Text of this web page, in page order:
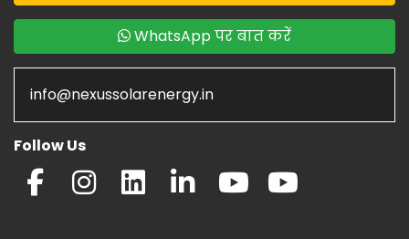
WhatsApp पर बात करें
info@nexussolarenergy.in
Follow Us